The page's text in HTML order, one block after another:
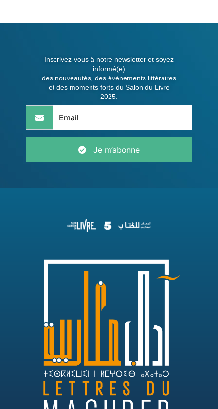
Inscrivez-vous à notre newsletter et soyez
informé(e)
des nouveautés, des événements littéraires
et des moments forts du Salon du Livre
2025.
Je m’abonne